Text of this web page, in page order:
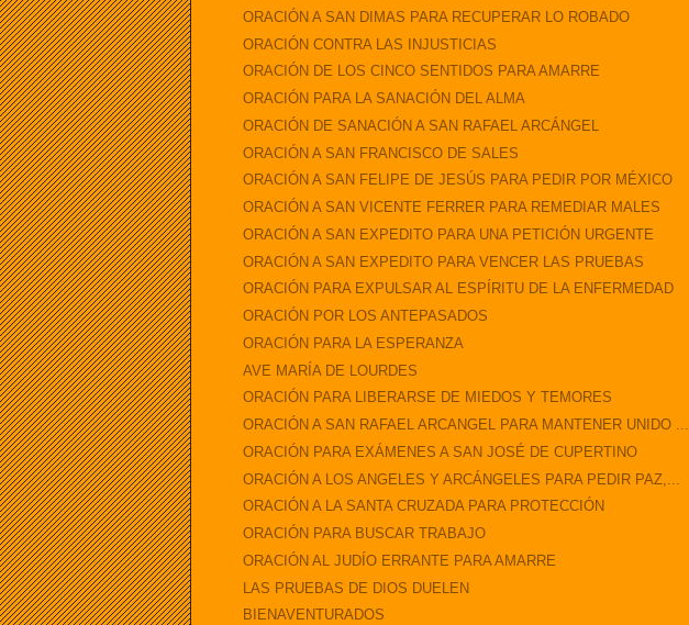
ORACIÓN A SAN DIMAS PARA RECUPERAR LO ROBADO
ORACIÓN CONTRA LAS INJUSTICIAS
ORACIÓN DE LOS CINCO SENTIDOS PARA AMARRE
ORACIÓN PARA LA SANACIÓN DEL ALMA
ORACIÓN DE SANACIÓN A SAN RAFAEL ARCÁNGEL
ORACIÓN A SAN FRANCISCO DE SALES
ORACIÓN A SAN FELIPE DE JESÚS PARA PEDIR POR MÉXICO
ORACIÓN A SAN VICENTE FERRER PARA REMEDIAR MALES
ORACIÓN A SAN EXPEDITO PARA UNA PETICIÓN URGENTE
ORACIÓN A SAN EXPEDITO PARA VENCER LAS PRUEBAS
ORACIÓN PARA EXPULSAR AL ESPÍRITU DE LA ENFERMEDAD
ORACIÓN POR LOS ANTEPASADOS
ORACIÓN PARA LA ESPERANZA
AVE MARÍA DE LOURDES
ORACIÓN PARA LIBERARSE DE MIEDOS Y TEMORES
ORACIÓN A SAN RAFAEL ARCANGEL PARA MANTENER UNIDO ...
ORACIÓN PARA EXÁMENES A SAN JOSÉ DE CUPERTINO
ORACIÓN A LOS ANGELES Y ARCÁNGELES PARA PEDIR PAZ,...
ORACIÓN A LA SANTA CRUZADA PARA PROTECCIÓN
ORACIÓN PARA BUSCAR TRABAJO
ORACIÓN AL JUDÍO ERRANTE PARA AMARRE
LAS PRUEBAS DE DIOS DUELEN
BIENAVENTURADOS